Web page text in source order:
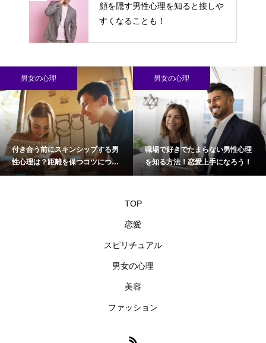
顔を隠す男性心理を知ると接しや
すくなることも！
男女の心理
付き合う前にスキンシップする男
性心理は？距離を保つコツについ
て
男女の心理
職場で好きでたまらない男性心理
を知る方法！恋愛上手になろう！
TOP
恋愛
スピリチュアル
男女の心理
美容
ファッション